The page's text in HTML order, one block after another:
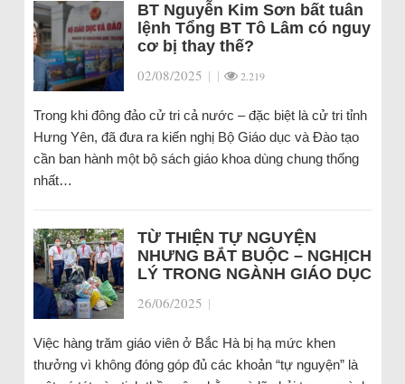
BT Nguyễn Kim Sơn bất tuân
lệnh Tổng BT Tô Lâm có nguy
cơ bị thay thế?
02/08/2025 | | 2.219
Trong khi đông đảo cử tri cả nước – đặc biệt là cử tri tỉnh
Hưng Yên, đã đưa ra kiến nghị Bộ Giáo dục và Đào tạo
cần ban hành một bộ sách giáo khoa dùng chung thống
nhất…
TỪ THIỆN TỰ NGUYỆN
NHƯNG BẮT BUỘC – NGHỊCH
LÝ TRONG NGÀNH GIÁO DỤC
26/06/2025 |
Việc hàng trăm giáo viên ở Bắc Hà bị hạ mức khen
thưởng vì không đóng góp đủ các khoản “tự nguyện” là